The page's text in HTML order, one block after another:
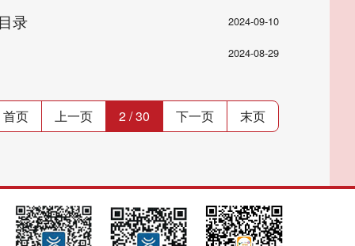
录 2024-09-10
2024-08-29
首页 上一页 2 / 30 下一页 末页